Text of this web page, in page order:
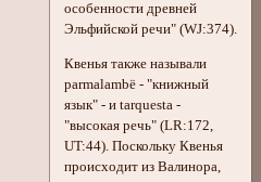
особенности древней
Эльфийской речи" (WJ:374).
Квенья также называли
parmalambë - "книжный
язык" - и tarquesta -
"высокая речь" (LR:172,
UT:44). Поскольку Квенья
происходит из Валинора,